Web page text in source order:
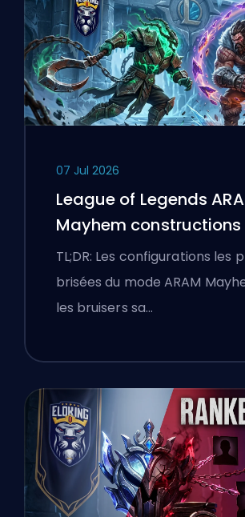
07 Jul 2026
League of Legends
Mayhem constructions
bottes
TL;DR: Les configurations les
brisées du mode ARAM
les bruisers sa…